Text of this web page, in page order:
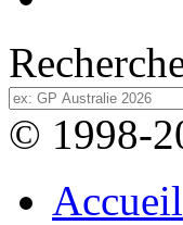
© 1998-
Accueil